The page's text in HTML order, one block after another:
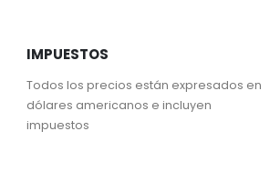
IMPUESTOS
Todos los precios están expresados en
dólares americanos e incluyen
impuestos